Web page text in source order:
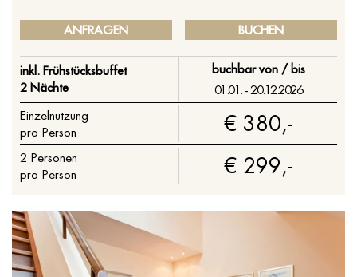
ANFRAGEN BUCHEN
inkl. Frühstücksbuffet
2 Nächte
buchbar von / bis
01.01. - 20.12.2026
Einzelnutzung
pro Person
€ 380,-
2 Personen
pro Person
€ 299,-